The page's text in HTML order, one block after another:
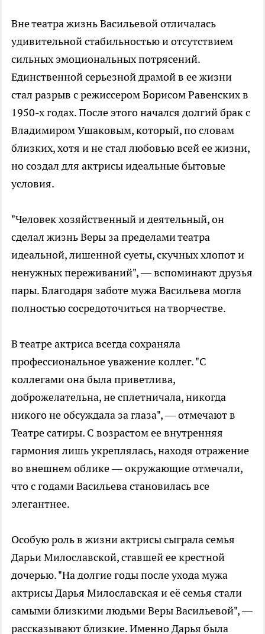
Вне театра жизнь Васильевой отличалась
удивительной стабильностью и отсутствием
сильных эмоциональных потрясений.
Единственной серьезной драмой в ее жизни
стал разрыв с режиссером Борисом Равенских в
1950-х годах. После этого начался долгий брак с
Владимиром Ушаковым, который, по словам
близких, хотя и не стал любовью всей ее жизни,
но создал для актрисы идеальные бытовые
условия.
"Человек хозяйственный и деятельный, он
сделал жизнь Веры за пределами театра
идеальной, лишенной суеты, скучных хлопот и
ненужных переживаний", — вспоминают друзья
пары. Благодаря заботе мужа Васильева могла
полностью сосредоточиться на творчестве.
В театре актриса всегда сохраняла
профессиональное уважение коллег. "С
коллегами она была приветлива,
доброжелательна, не сплетничала, никогда
никого не обсуждала за глаза", — отмечают в
Театре сатиры. С возрастом ее внутренняя
гармония лишь укреплялась, находя отражение
во внешнем облике — окружающие отмечали,
что с годами Васильева становилась все
элегантнее.
Особую роль в жизни актрисы сыграла семья
Дарьи Милославской, ставшей ее крестной
дочерью. "На долгие годы после ухода мужа
актрисы Дарья Милославская и её семья стали
самыми близкими людьми Веры Васильевой", —
рассказывают близкие. Именно Дарья была